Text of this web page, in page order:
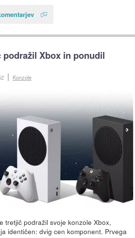
Xbox in ponudil
Konzole
tretjič podražil svoje konzole Xbox,
identičen: dvig cen komponent. Prvega